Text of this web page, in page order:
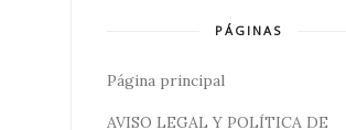
PÁGINAS
Página principal
AVISO LEGAL Y POLÍTICA DE